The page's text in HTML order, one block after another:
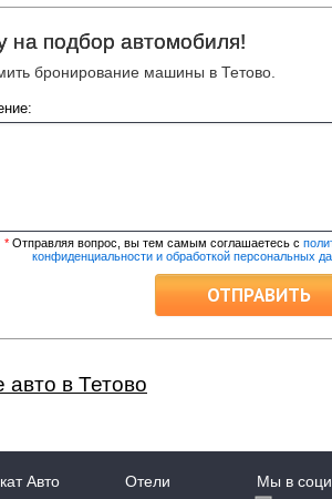
на подбор автомобиля!
бронирование машины в Тетово.
*Отправляя вопрос, вы тем самым соглашаетесь с
конфиденциальности и обработкой персональных
ОТПРАВИТЬ
в Тетово
Авто Отели Мы в